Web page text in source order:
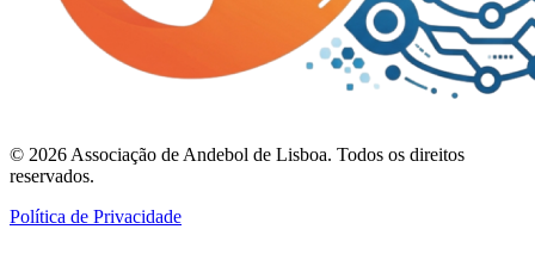
© 2026 Associação de Andebol de Lisboa. Todos os direitos
reservados.
Política de Privacidade